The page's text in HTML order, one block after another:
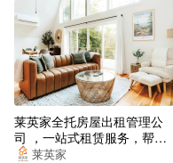
莱英家全托房屋出租管理公
司 ，一站式租赁服务，帮你
找到梦想的居所
莱英家